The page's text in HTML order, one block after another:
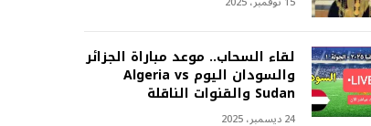
لقاء السحاب.. موعد مباراة الجزائر
والسودان اليوم Algeria vs
Sudan والقنوات الناقلة
24 ديسمبر، 2025